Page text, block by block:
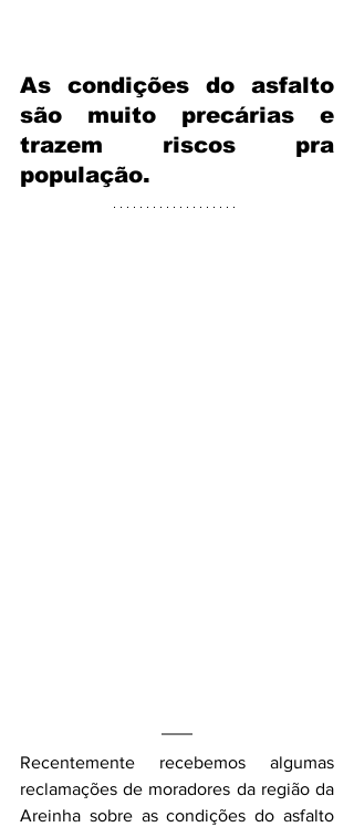
As condições do asfalto
são muito precárias e
trazem riscos pra
população.
Recentemente recebemos algumas
reclamações de moradores da região da
Areinha sobre as condições do asfalto